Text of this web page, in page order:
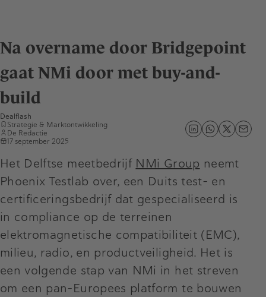
Na overname door Bridgepoint
gaat NMi door met buy-and-
build
Dealflash
Strategie & Marktontwikkeling
De Redactie
17 september 2025
Het Delftse meetbedrijf NMi Group neemt
Phoenix Testlab over, een Duits test- en
certificeringsbedrijf dat gespecialiseerd is
in compliance op de terreinen
elektromagnetische compatibiliteit (EMC),
milieu, radio, en productveiligheid. Het is
een volgende stap van NMi in het streven
om een pan-Europees platform te bouwen